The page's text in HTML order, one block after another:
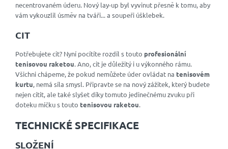
necentrovaném úderu. Nový lay-up byl vyvinut přesně k tomu, aby
vám vykouzlil úsměv na tváři... a soupeři úšklebek.
CIT
Potřebujete cit? Nyní pocítíte rozdíl s touto profesionální
tenisovou raketou. Ano, cit je důležitý i u výkonného rámu.
Všichni chápeme, že pokud nemůžete úder ovládat na tenisovém
kurtu, nemá síla smysl. Připravte se na nový zážitek, který budete
nejen cítit, ale také slyšet díky tomuto jedinečnému zvuku při
doteku míčku s touto tenisovou raketou.
TECHNICKÉ SPECIFIKACE
SLOŽENÍ